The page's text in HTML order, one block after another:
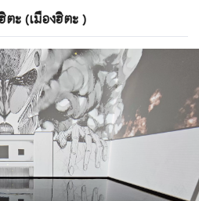
งอยู่ใกล้กับโรงแรมของเราบน
จิในจังหวัดเฮียวโงะ ห่างจาก
างใต้ของเกาะ สถานีริมถนน
หนึ่งในสถานที่ท่องเที่ยวที่ไม่
ท่ามกลางแหล่งท่องเที่ยว
นเกาะ โรงแรมของเราตั้งอยู่
ะดวก ใกล้กับร้านอาหารที่
หารทะเลสดๆ บริษัทเรือสำราญ
ณไปใกล้กับวังน้ำวนนารูโตะ
ง และโรงละครอาวาจินิงโย ซึ่ง
ะ (เมืองฮิตะ )